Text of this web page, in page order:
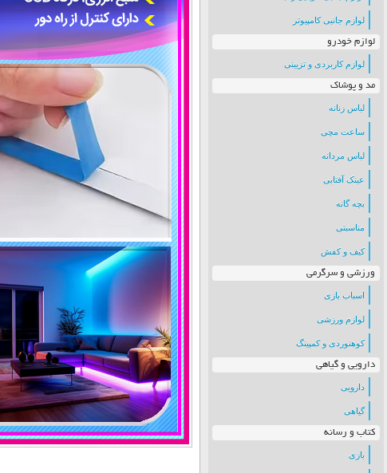
لوازم جانبی کامپیوتر
لوازم خودرو
لوازم کاربردی و تزیینی
مد و پوشاک
لباس زنانه
ساعت مچی
لباس مردانه
عینک آفتابی
بچه گانه
مناسبتی
کیف و کفش
ورزشی و سرگرمی
اسباب بازی
لوازم ورزشی
کوهنوردی و کمپینگ
دارویی و گیاهی
دارویی
گیاهی
کتاب و رسانه
بازی